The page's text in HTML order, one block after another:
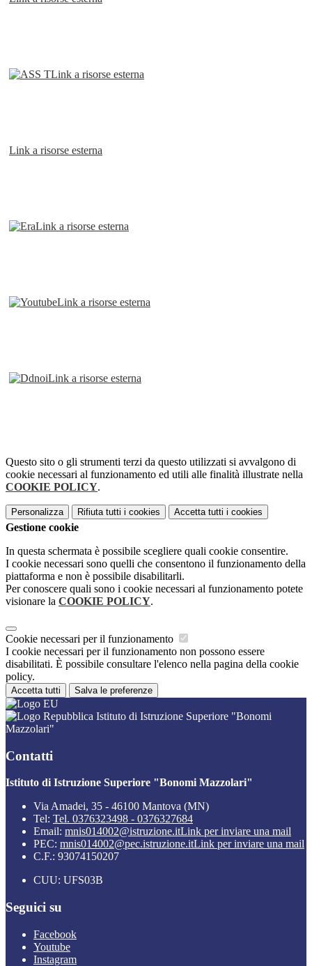
Link a risorse esterna
Link a risorse esterna
Link a risorse esterna
Link a risorse esterna
Link a risorse esterna
Questo sito o gli strumenti terzi da questo utilizzati si avvalgono di
cookie necessari al funzionamento ed utili alle finalità illustrate nella
COOKIE POLICY.
Personalizza Rifiuta tutti i cookies Accetta tutti i cookies
Gestione cookie
In questa schermata è possibile scegliere quali cookie consentire.
I cookie necessari sono quelli che consentono il funzionamento della
piattaforma e non è possibile disabilitarli.
Per conoscere quali sono i cookie necessari al funzionamento potete
visionare la COOKIE POLICY.
Cookie necessari per il funzionamento
I cookie necessari per il funzionamento non possono essere
disabilitati. È possibile consultare l'elenco nella pagina della cookie
policy.
Accetta tutti Salva le preferenze
Istituto di Istruzione Superiore "Bonomi
Mazzolari"
Contatti
Istituto di Istruzione Superiore "Bonomi Mazzolari"
Via Amadei, 35 - 46100 Mantova (MN)
Tel: Tel. 0376323498 - 0376327684
Email: mnis014002@istruzione.itLink per inviare una mail
PEC: mnis014002@pec.istruzione.itLink per inviare una mail
C.F.: 93074150207
CUU: UFS03B
Seguici su
Facebook
Youtube
Instagram